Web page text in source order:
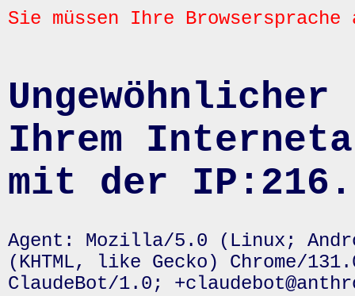
Sie müssen Ihre
Ihrem
mit der
Agent: Mozilla/5.0 (Linux;
(KHTML, like Gecko) Chrome/
ClaudeBot/1.0;